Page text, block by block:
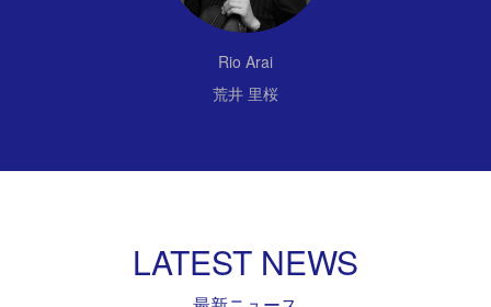
Rio Arai
荒井 里桜
LATEST NEWS